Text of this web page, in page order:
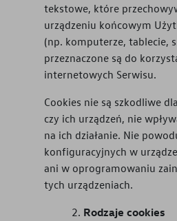
tekstowe, które
urządzeniu końcowym
(np. komputerze, tablecie,
przeznaczone są do
internetowych Serwisu.
Cookies nie są szkodliwe
czy ich urządzeń, nie
na ich działanie. Nie
konfiguracyjnych w
ani w oprogramowaniu
tych urządzeniach.
Rodzaje cookies